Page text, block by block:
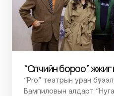
“Сүүлчийн бороо”
“Pro” театрын уран
Вампиловын алдарт